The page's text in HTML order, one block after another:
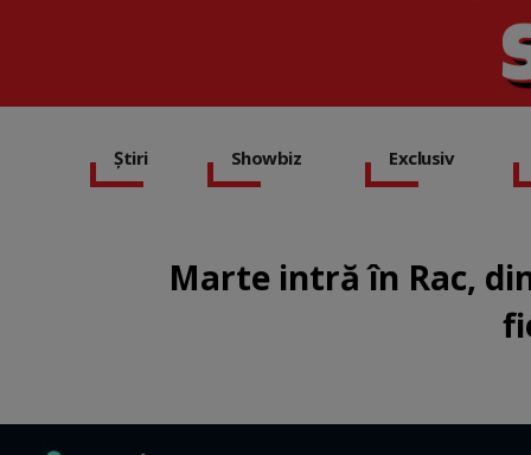
Știri Showbiz Exclusiv
Marte intră în Rac,